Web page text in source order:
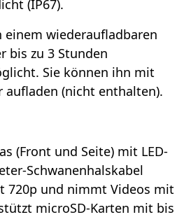
(IP67).
einem wiederaufladbaren
bis zu 3 Stunden
Sie können ihn mit
aufladen (nicht enthalten).
(Front und Seite) mit LED-
Schwanenhalskabel
720p und nimmt Videos mit
microSD-Karten mit bis